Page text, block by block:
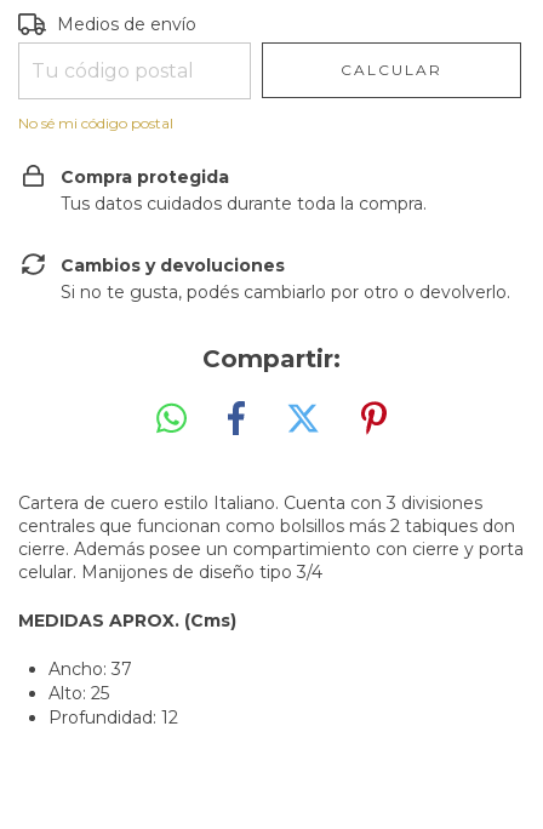
Entregas para el CP:
Medios de envío
CALCULAR
No sé mi código postal
Compra protegida
Tus datos cuidados durante toda la compra.
Cambios y devoluciones
Si no te gusta, podés cambiarlo por otro o devolverlo.
Compartir:
Cartera de cuero estilo Italiano. Cuenta con 3 divisiones
centrales que funcionan como bolsillos más 2 tabiques don
cierre. Además posee un compartimiento con cierre y porta
celular. Manijones de diseño tipo 3/4
MEDIDAS APROX. (Cms)
Ancho: 37
Alto: 25
Profundidad: 12